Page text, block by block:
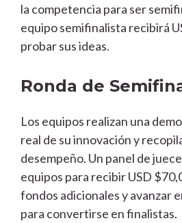
la competencia para ser
equipo semifinalista recibirá
probar sus ideas.
Ronda de
Los equipos realizan una
real de su innovación y
desempeño. Un panel de
equipos para recibir USD
fondos adicionales y avanzar
para convertirse en finalistas.